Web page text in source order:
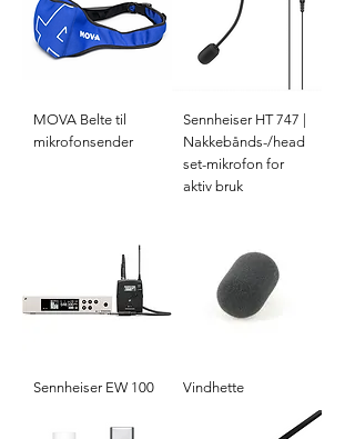
MOVA Belte til
mikrofonsender
Sennheiser HT 747 |
Nakkebånds-/head
set-mikrofon for
aktiv bruk
Sennheiser EW 100 Vindhette